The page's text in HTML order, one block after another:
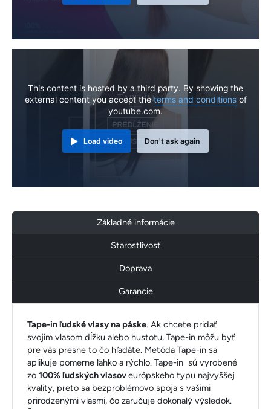
This content is hosted by a third party. By showing the
external content you accept theterms and conditionsof
youtube.com.
Load video Don't ask again
Základné informácie
Starostlivosť
Doprava
Garancie
Tape-in ľudské vlasy na páske. Ak chcete pridať
svojim vlasom dĺžku alebo hustotu, Tape-in môžu byť
pre vás presne to čo hľadáte. Metóda Tape-in sa
aplikuje pomerne ľahko a rýchlo. Tape-in sú vyrobené
zo 100% ľudských vlasoveurópskeho typu najvyššej
kvality, preto sa bezproblémovo spoja s vašimi
prirodzenými vlasmi, čo zaručuje dokonalý výsledok.